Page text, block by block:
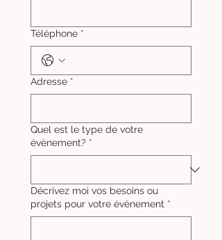
Téléphone *
Adresse *
Quel est le type de votre
évènement? *
Décrivez moi vos besoins ou
projets pour votre évènement *